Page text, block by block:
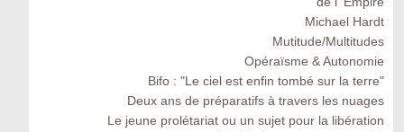
Michael Hardt
Mutitude/Multitudes
Opéraïsme & Autonomie
Bifo : "Le ciel est enfin tombé sur la terre"
Deux ans de préparatifs à travers les nuages
Le jeune prolétariat ou un sujet pour la libération